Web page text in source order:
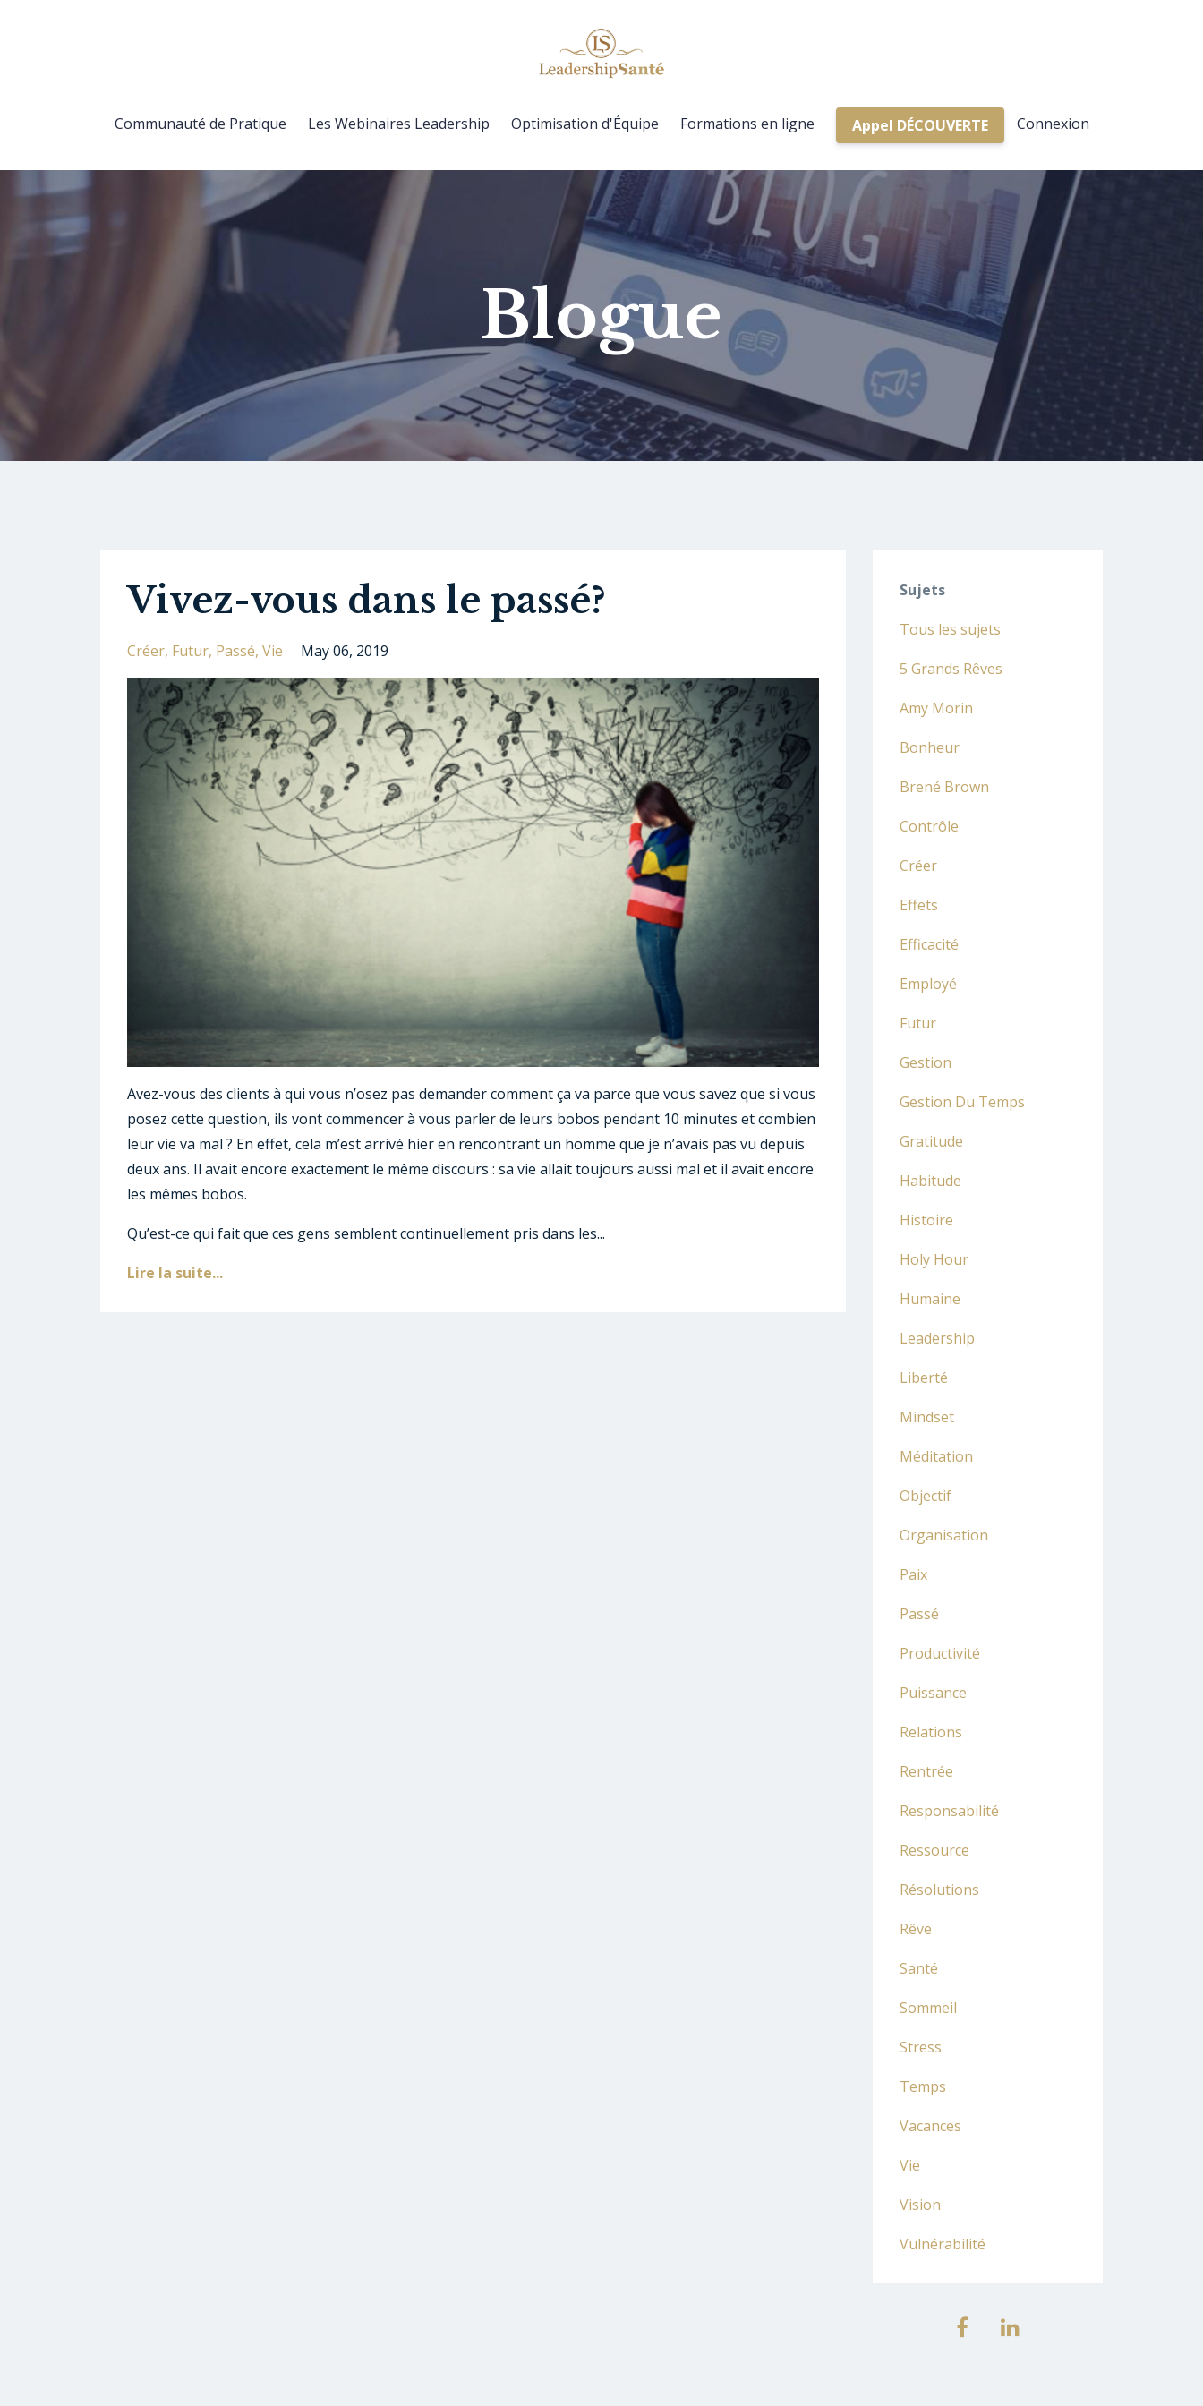
Communauté de Pratique Les Webinaires Leadership Optimisation d'Équipe Formations en ligne Appel DÉCOUVERTE Connexion
Blogue
Vivez-vous dans le passé?
Créer Futur Passé Vie May 06, 2019
Avez-vous des clients à qui vous n’osez pas demander comment ça va parce que vous savez que si vous
posez cette question, ils vont commencer à vous parler de leurs bobos pendant 10 minutes et combien
leur vie va mal ? En effet, cela m’est arrivé hier en rencontrant un homme que je n’avais pas vu depuis
deux ans. Il avait encore exactement le même discours : sa vie allait toujours aussi mal et il avait encore
les mêmes bobos.
Qu’est-ce qui fait que ces gens semblent continuellement pris dans les...
Lire la suite...
Sujets
Tous les sujets
5 Grands Rêves
Amy Morin
Bonheur
Brené Brown
Contrôle
Créer
Effets
Efficacité
Employé
Futur
Gestion
Gestion Du Temps
Gratitude
Habitude
Histoire
Holy Hour
Humaine
Leadership
Liberté
Mindset
Méditation
Objectif
Organisation
Paix
Passé
Productivité
Puissance
Relations
Rentrée
Responsabilité
Ressource
Résolutions
Rêve
Santé
Sommeil
Stress
Temps
Vacances
Vie
Vision
Vulnérabilité